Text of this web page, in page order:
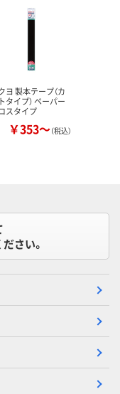
ヨ 製本テープ（カ
タイプ） ペーパー
スタイプ
￥353～（税込）
さい。